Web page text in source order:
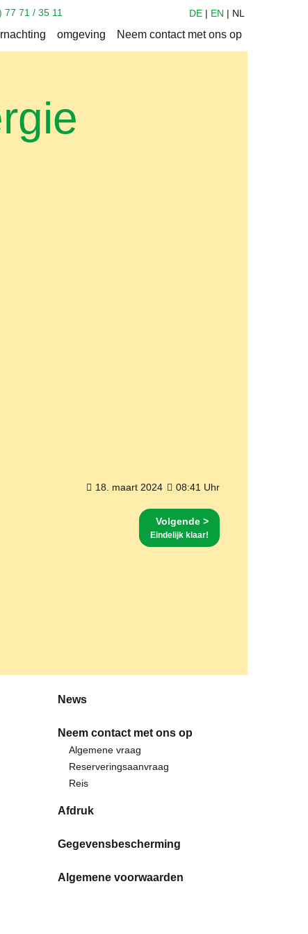
77 71 / 35 11 DE EN NL
omgeving Neem contact met ons op
18. maart 2024 08:41 Uhr
Volgende >
Eindelijk klaar!
News
Neem contact met ons op
Algemene vraag
Reserveringsaanvraag
Reis
Afdruk
Gegevensbescherming
Algemene voorwaarden